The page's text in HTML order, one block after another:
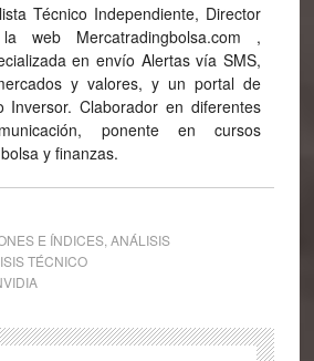
Técnico Independiente, Director
web Mercatradingbolsa.com ,
en envío Alertas vía SMS,
y valores, y un portal de
Inversor. Claborador en diferentes
ponente en cursos
y finanzas.
E ÍNDICES, ANÁLISIS
TÉCNICO